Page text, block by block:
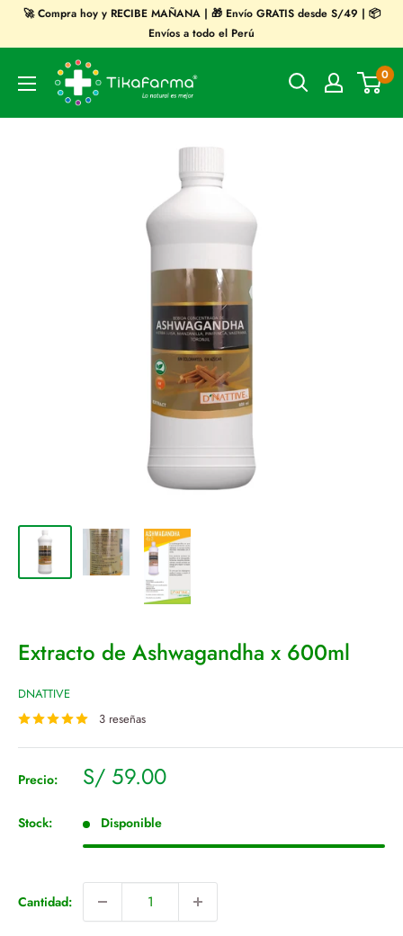
contenido
🚀 Compra hoy y RECIBE MAÑANA | 🎁 Envío GRATIS desde S/49 | 📦
Envíos a todo el Perú
Tikafarma 0
Extracto de Ashwagandha x 600ml
DNATTIVE
3 reseñas
Precio: Precio
de
venta
S/ 59.00
Stock: Disponible
Cantidad: